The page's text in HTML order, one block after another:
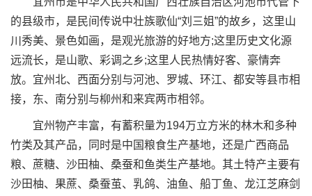
的县级市，是民间传说中壮族歌仙“刘三姐”的故乡，这里山
川秀美、景色如画，是观光旅游的好地方;这里历史文化源
远流长，是山歌、彩调之乡;这里人民热情好客、豪情奔
放。宜州北、西面分别与河池、罗城、环江、都安等县市相
接，东、南分别与柳州和来宾两市相邻。
宜州物产丰富，有蓄积量为194万立方米的林木和多种
竹类及其产品，同时是中国粮食生产基地，还是广西商品
粮、蔗糖、沙田柚、桑蚕和鱼类生产基地。其土特产主要有
沙田柚、果蔗、桑蚕茧、乳鸽、油鱼、船丁鱼、龙江芝麻剑